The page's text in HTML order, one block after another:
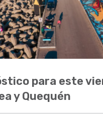
para este
y Quequén